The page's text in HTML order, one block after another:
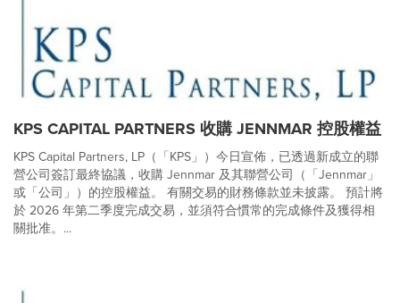
KPS CAPITAL PARTNERS 收購 JENNMAR 控股權益
KPS Capital Partners, LP（「KPS」）今日宣佈，已透過新成立的聯
營公司簽訂最終協議，收購 Jennmar 及其聯營公司（「Jennmar」
或「公司」）的控股權益。 有關交易的財務條款並未披露。 預計將
於 2026 年第二季度完成交易，並須符合慣常的完成條件及獲得相
關批准。...